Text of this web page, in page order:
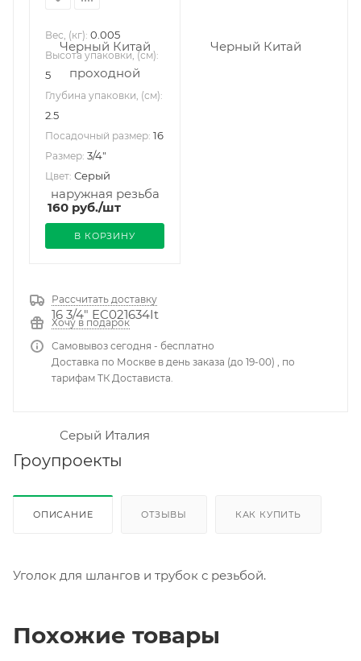
Вес, (кг): 0.005
Высота упаковки, (см):
5
Глубина упаковки, (см):
2.5
Посадочный размер: 16
Размер: 3/4"
Цвет: Серый
160 руб./шт
В КОРЗИНУ
Рассчитать доставку
Хочу в подарок
Самовывоз сегодня - бесплатно
Доставка по Москве в день заказа (до 19-00) , по
тарифам ТК Достависта.
Гроупроекты
ОПИСАНИЕ ОТЗЫВЫ КАК КУПИТЬ
Уголок для шлангов и трубок с резьбой.
Похожие товары